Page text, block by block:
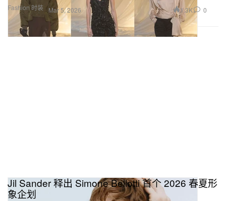
Fashion 时装 Mar 5, 2026 1.3K 0
Jil Sander 释出 Simone Bellotti 首个 2026 春夏形
象企划